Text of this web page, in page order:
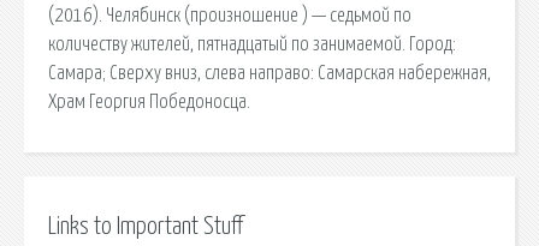
(2016). Челя́бинск (произношение ) — седьмой по
количеству жителей, пятнадцатый по занимаемой. Город:
Самара; Сверху вниз, слева направо: Самарская набережная,
Храм Георгия Победоносца.
Links to Important Stuff